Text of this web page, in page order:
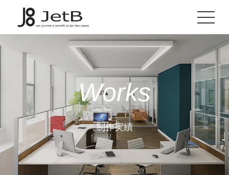
Works
制作実績